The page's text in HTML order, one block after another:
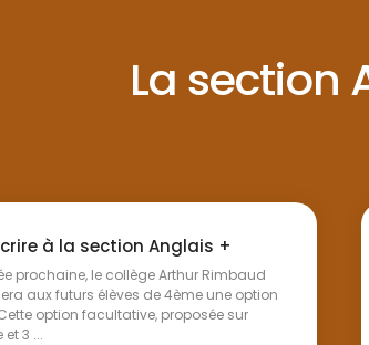
La section
à la section Anglais +
prochaine, le collège Arthur Rimbaud
aux futurs élèves de 4ème une option
option facultative, proposée sur
3 ...